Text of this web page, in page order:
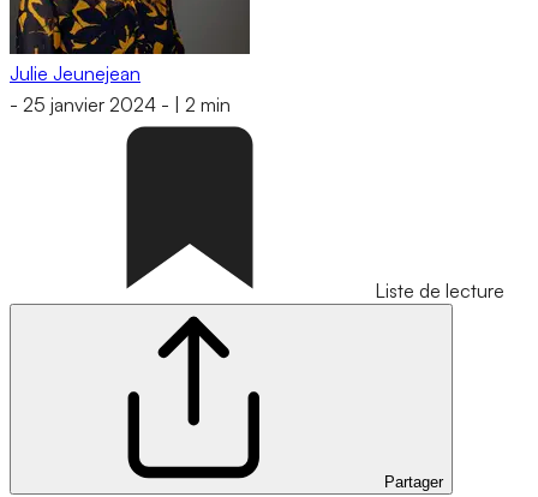
Julie Jeunejean
- 25 janvier 2024 - 2 min
Liste de lecture
Partager